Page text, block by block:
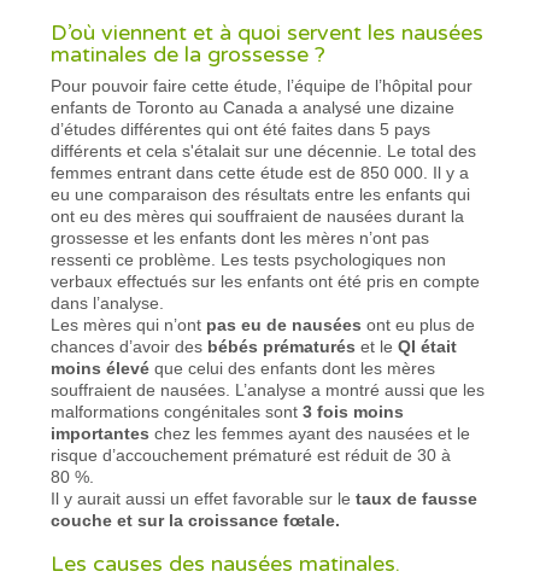
D’où viennent et à quoi servent les nausées
matinales de la grossesse ?
Pour pouvoir faire cette étude, l’équipe de l’hôpital pour
enfants de Toronto au Canada a analysé une dizaine
d’études différentes qui ont été faites dans 5 pays
différents et cela s'étalait sur une décennie. Le total des
femmes entrant dans cette étude est de 850 000. Il y a
eu une comparaison des résultats entre les enfants qui
ont eu des mères qui souffraient de nausées durant la
grossesse et les enfants dont les mères n’ont pas
ressenti ce problème. Les tests psychologiques non
verbaux effectués sur les enfants ont été pris en compte
dans l’analyse.
Les mères qui n’ont pas eu de nauséesont eu plus de
chances d’avoir des bébés prématurés et leQI était
moins élevé que celui des enfants dont les mères
souffraient de nausées. L’analyse a montré aussi que les
malformations congénitales sont3 fois moins
importantes chez les femmes ayant des nausées et le
risque d’accouchement prématuré est réduit de 30 à
80 %.
Il y aurait aussi un effet favorable sur letaux de fausse
couche et sur la croissance fœtale.
Les causes des nausées matinales.